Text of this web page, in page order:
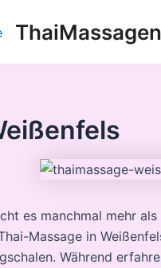
es manchmal mehr
Massage in
Während